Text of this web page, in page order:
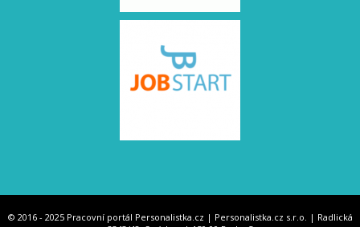
© 2016 - 2025 Pracovní portál Personalistka.cz | Personalistka.cz s.r.o. | Radlická